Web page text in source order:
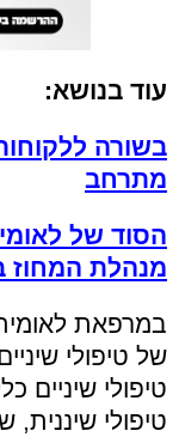
עוד בנושא:
בשורה
מתרחב
הסוד של
מנהלת המחוז
במרפאת
של טיפולי
טיפולי שיניים
טיפולי שיננית,